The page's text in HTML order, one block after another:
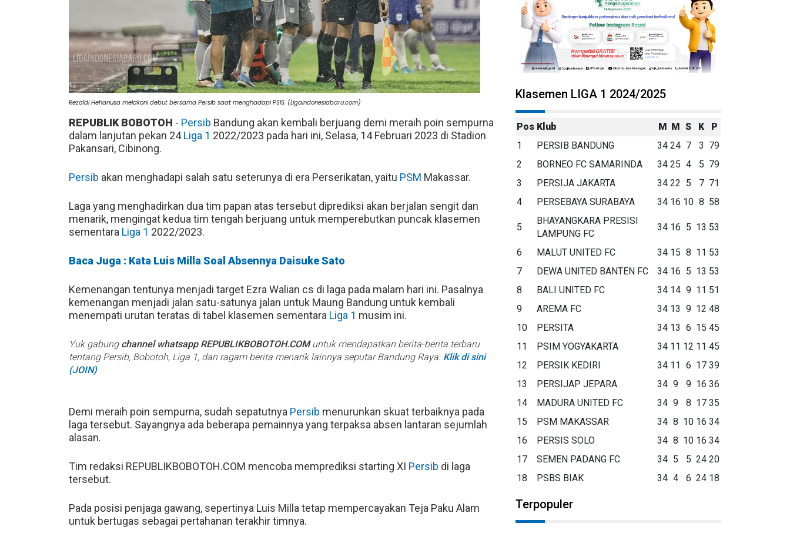
Rezaldi Hehanusa melakoni debut bersama Persib saat menghadapi PSIS. (Ligaindonesiabaru.com)
REPUBLIK BOBOTOH - Persib Bandung akan kembali berjuang demi meraih poin sempurna
dalam lanjutan pekan 24Liga 1 2022/2023 pada hari ini, Selasa, 14 Februari 2023 di Stadion
Pakansari, Cibinong.
Persib akan menghadapi salah satu seterunya di era Perserikatan, yaitu PSM Makassar.
Laga yang menghadirkan dua tim papan atas tersebut diprediksi akan berjalan sengit dan
menarik, mengingat kedua tim tengah berjuang untuk memperebutkan puncak klasemen
sementara Liga 1 2022/2023.
Baca Juga : Kata Luis Milla Soal Absennya Daisuke Sato
Kemenangan tentunya menjadi target Ezra Walian cs di laga pada malam hari ini. Pasalnya
kemenangan menjadi jalan satu-satunya jalan untuk Maung Bandung untuk kembali
menempati urutan teratas di tabel klasemen sementara Liga 1 musim ini.
Yuk gabung channel whatsapp REPUBLIKBOBOTOH.COMuntuk mendapatkan berita-berita terbaru
tentang Persib, Bobotoh, Liga 1, dan ragam berita menarik lainnya seputar Bandung Raya. Klik di sini
(JOIN)
Demi meraih poin sempurna, sudah sepatutnya Persib menurunkan skuat terbaiknya pada
laga tersebut. Sayangnya ada beberapa pemainnya yang terpaksa absen lantaran sejumlah
alasan.
Tim redaksi REPUBLIKBOBOTOH.COM mencoba memprediksi starting XI Persib di laga
tersebut.
Pada posisi penjaga gawang, sepertinya Luis Milla tetap mempercayakan Teja Paku Alam
untuk bertugas sebagai pertahanan terakhir timnya.
Klasemen LIGA 1 2024/2025
Pos Klub M M S K
P
1
PERSIB BANDUNG 34 24 7 3 79
2
BORNEO FC SAMARINDA 34 25 4 5 79
3
PERSIJA JAKARTA 34 22 5 7 71
4
PERSEBAYA SURABAYA 34 16 10 8 58
5
BHAYANGKARA PRESISI
LAMPUNG FC
34 16 5 13 53
6 MALUT UNITED FC 34 15 8 11 53
7
DEWA UNITED BANTEN FC 34 16 5 13 53
8
BALI UNITED FC 34 14 9 11 51
9
AREMA FC 34 13 9 12 48
10
PERSITA 34 13 6 15 45
11
PSIM YOGYAKARTA 34 11 12 11 45
12
PERSIK KEDIRI 34 11 6 17 39
13
PERSIJAP JEPARA 34 9 9 16 36
14
MADURA UNITED FC 34 9 8 17 35
15
PSM MAKASSAR 34 8 10 16 34
16
PERSIS SOLO 34 8 10 16 34
17
SEMEN PADANG FC 34 5 5 24 20
18
PSBS BIAK 34 4 6 24 18
Terpopuler